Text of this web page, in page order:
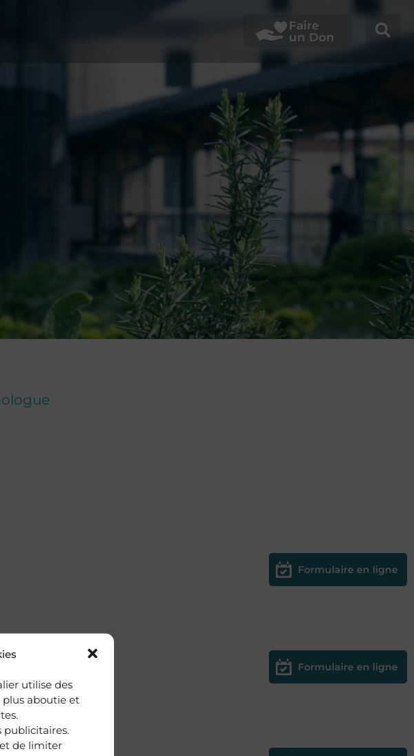
utilise des
plus aboutie et
publicitaires.
de limiter
Faire
un Don
Formulaire en ligne
Formulaire en ligne